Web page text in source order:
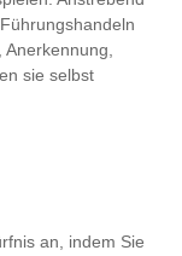
sie selbst
an, indem Sie